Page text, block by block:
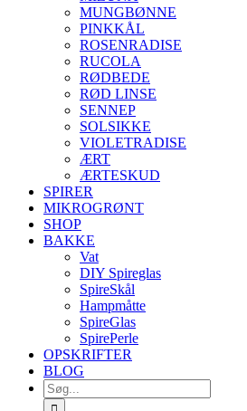
MUNGBØNNE
PINKKÅL
ROSENRADISE
RUCOLA
RØDBEDE
RØD LINSE
SENNEP
SOLSIKKE
VIOLETRADISE
ÆRT
ÆRTESKUD
SPIRER
MIKROGRØNT
SHOP
BAKKE
Vat
DIY Spireglas
SpireSkål
Hampmåtte
SpireGlas
SpirePerle
OPSKRIFTER
BLOG
Søg
efter: